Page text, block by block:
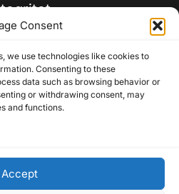
Consent
we use technologies like cookies to
Consenting to these
data such as browsing behavior or
or withdrawing consent, may
and functions.
Accept
policy
| Tipsa